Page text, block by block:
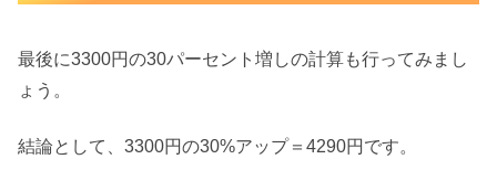
最後に3300円の30パーセント増しの計算も行ってみまし
ょう。
結論として、3300円の30%アップ＝4290円です。